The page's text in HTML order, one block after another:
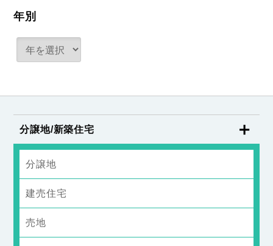
年別
分譲地/新築住宅
分譲地
建売住宅
売地